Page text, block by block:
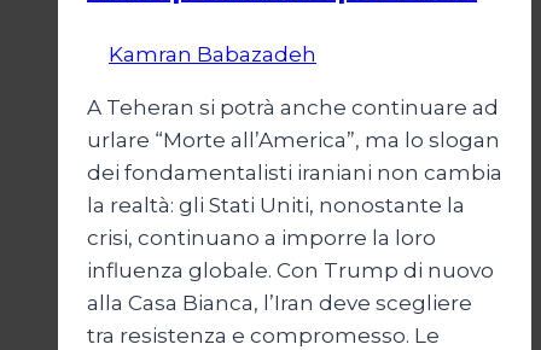
Kamran Babazadeh
A Teheran si potrà anche continuare ad
urlare “Morte all’America”, ma lo slogan
dei fondamentalisti iraniani non cambia
la realtà: gli Stati Uniti, nonostante la
crisi, continuano a imporre la loro
influenza globale. Con Trump di nuovo
alla Casa Bianca, l’Iran deve scegliere
tra resistenza e compromesso. Le